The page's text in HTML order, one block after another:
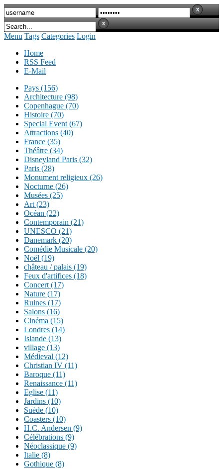
Menu Tags Categories Login
Home
RSS Feed
E-Mail
Pays (156)
Architecture (98)
Copenhague (70)
Histoire (70)
Special Event (67)
Attractions (40)
France (35)
Théâtre (34)
Disneyland Paris (32)
Paris (28)
Monument religieux (26)
Nocturne (26)
Musées (25)
Art (23)
Océan (22)
Contemporain (21)
UNESCO (21)
Danemark (20)
Comédie Musicale (20)
Noël (19)
château / palais (19)
Feux d'artifices (18)
Concert (17)
Nature (17)
Ruines (17)
Salons (16)
Cinéma (15)
Londres (14)
Islande (13)
village (13)
Médieval (12)
Christian IV (11)
Baroque (11)
Renaissance (11)
Eglise (11)
Jardins (10)
Suède (10)
Coasters (10)
H.C. Andersen (9)
Célébrations (9)
Néoclassique (9)
Italie (8)
Gothique (8)